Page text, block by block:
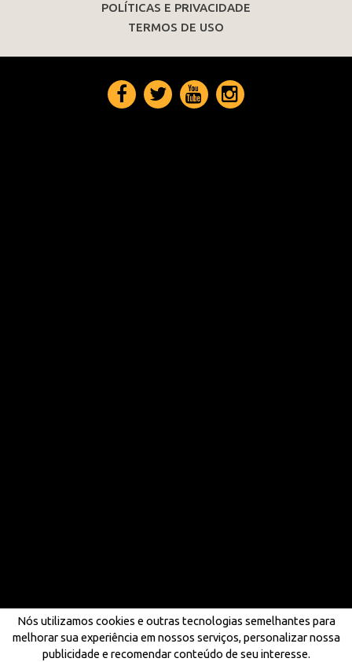
POLÍTICAS E PRIVACIDADE
TERMOS DE USO
Nós utilizamos cookies e outras tecnologias semelhantes para
melhorar sua experiência em nossos serviços, personalizar nossa
publicidade e recomendar conteúdo de seu interesse.